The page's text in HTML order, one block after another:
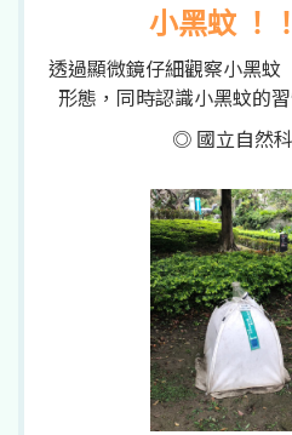
小黑蚊 ！
透過顯微鏡仔細觀察小黑蚊
形態，同時認識小黑蚊的
◎ 國立自然